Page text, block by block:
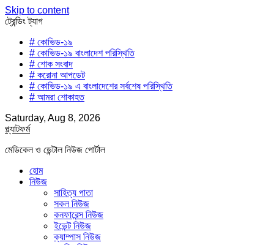
Skip to content
ট্রেন্ডিং ট্যাগ
# কোভিড-১৯
# কোভিড-১৯ বাংলাদেশ পরিস্থিতি
# শোক সংবাদ
# করোনা আপডেট
# কোভিড-১৯ এ বাংলাদেশের সর্বশেষ পরিস্থিতি
# আমরা শোকাহত
Saturday, Aug 8, 2026
প্ল্যাটফর্ম
মেডিকেল ও ডেন্টাল নিউজ পোর্টাল
হোম
নিউজ
সাহিত্য পাতা
সকল নিউজ
কনফারেন্স নিউজ
ইভেন্ট নিউজ
ক্যাম্পাস নিউজ